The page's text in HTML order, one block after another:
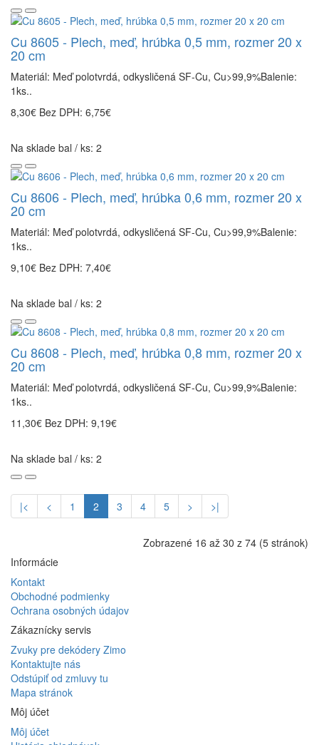
Cu 8605 - Plech, meď, hrúbka 0,5 mm, rozmer 20 x
20 cm
Materiál: Meď polotvrdá, odkysličená SF-Cu, Cu>99,9%Balenie:
1ks..
8,30€ Bez DPH: 6,75€
Na sklade bal / ks: 2
Cu 8606 - Plech, meď, hrúbka 0,6 mm, rozmer 20 x
20 cm
Materiál: Meď polotvrdá, odkysličená SF-Cu, Cu>99,9%Balenie:
1ks..
9,10€ Bez DPH: 7,40€
Na sklade bal / ks: 2
Cu 8608 - Plech, meď, hrúbka 0,8 mm, rozmer 20 x
20 cm
Materiál: Meď polotvrdá, odkysličená SF-Cu, Cu>99,9%Balenie:
1ks..
11,30€ Bez DPH: 9,19€
Na sklade bal / ks: 2
|< < 1 2 3 4 5 > >|
Zobrazené 16 až 30 z 74 (5 stránok)
Informácie
Kontakt
Obchodné podmienky
Ochrana osobných údajov
Zákaznícky servis
Zvuky pre dekódery Zimo
Kontaktujte nás
Odstúpiť od zmluvy tu
Mapa stránok
Môj účet
Môj účet